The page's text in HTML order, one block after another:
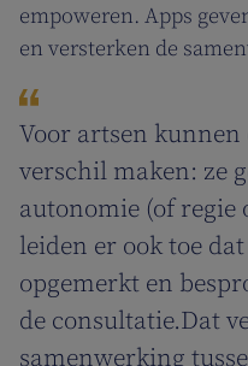
empoweren. Apps
en versterken de
Voor artsen kunnen
verschil maken: ze
autonomie (of regie
leiden er ook toe
opgemerkt en
de consultatie.Dat
samenwerking